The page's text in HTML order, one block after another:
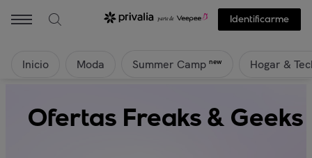
Identificarme
Inicio Moda Summer Camp new Hogar &
Ofertas Freaks & Geeks